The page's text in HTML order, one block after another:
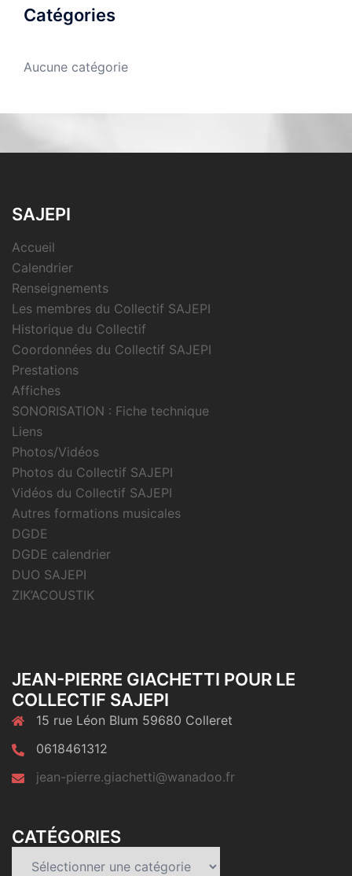
Catégories
Aucune catégorie
SAJEPI
Accueil
Calendrier
Renseignements
Les membres du Collectif SAJEPI
Historique du Collectif
Coordonnées du Collectif SAJEPI
Prestations
Affiches
SONORISATION : Fiche technique
Liens
Photos/Vidéos
Photos du Collectif SAJEPI
Vidéos du Collectif SAJEPI
Autres formations musicales
DGDE
DGDE calendrier
DUO SAJEPI
ZIK’ACOUSTIK
JEAN-PIERRE GIACHETTI POUR LE
COLLECTIF SAJEPI
15 rue Léon Blum 59680 Colleret
0618461312
jean-pierre.giachetti@wanadoo.fr
CATÉGORIES